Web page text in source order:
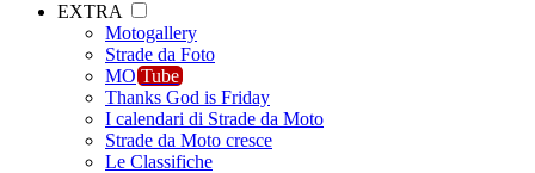
EXTRA
Motogallery
Strade da Foto
MO Tube
Thanks God is Friday
I calendari di Strade da Moto
Strade da Moto cresce
Le Classifiche